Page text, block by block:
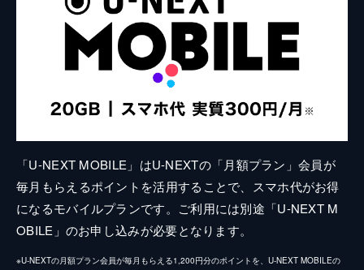
「U-NEXT MOBILE」はU-NEXTの「月額プラン」会員が
毎月もらえるポイントを活用することで、スマホ代がお得
になるモバイルプランです。ご利用には別途「U-NEXT M
OBILE」のお申し込みが必要となります。
※U-NEXTの月額プラン会員が毎月もらえる1,200円分のポイントを、U-NEXT MOBILEの